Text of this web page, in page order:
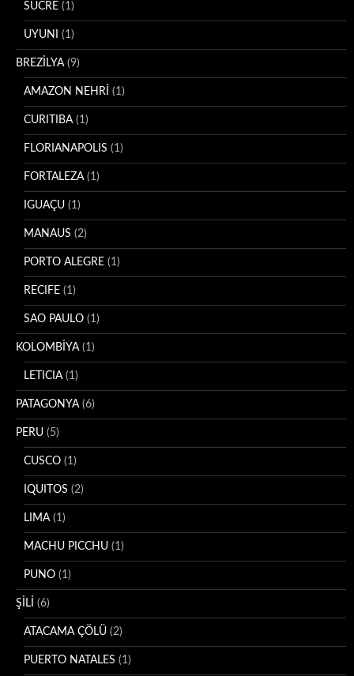
SUCRE (1)
UYUNI (1)
BREZİLYA(9)
AMAZON NEHRİ (1)
CURITIBA(1)
FLORIANAPOLIS (1)
FORTALEZA(1)
IGUAÇU (1)
MANAUS (2)
PORTO ALEGRE (1)
RECIFE (1)
SAO PAULO (1)
KOLOMBİYA(1)
LETICIA(1)
PATAGONYA(6)
PERU (5)
CUSCO (1)
IQUITOS (2)
LIMA(1)
MACHU PICCHU (1)
PUNO (1)
ŞİLİ (6)
ATACAMA ÇÖLÜ (2)
PUERTO NATALES (1)